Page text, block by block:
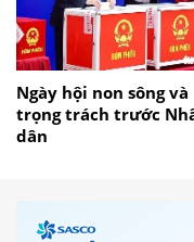
Ngày hội non sông và
trọng trách trước
dân